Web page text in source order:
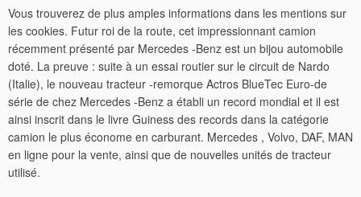
Vous trouverez de plus amples informations dans les mentions sur
les cookies. Futur roi de la route, cet impressionnant camion
récemment présenté par Mercedes -Benz est un bijou automobile
doté. La preuve : suite à un essai routier sur le circuit de Nardo
(Italie), le nouveau tracteur -remorque Actros BlueTec Euro-de
série de chez Mercedes -Benz a établi un record mondial et il est
ainsi inscrit dans le livre Guiness des records dans la catégorie
camion le plus économe en carburant. Mercedes , Volvo, DAF, MAN
en ligne pour la vente, ainsi que de nouvelles unités de tracteur
utilisé.